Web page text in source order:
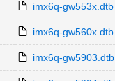
imx6q-gw553x.dtb
imx6q-gw560x.dtb
imx6q-gw5903.dtb